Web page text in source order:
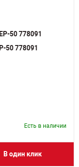
50 778091
Есть в наличии
В один клик